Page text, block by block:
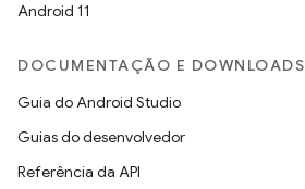
Android 11
DOCUMENTAÇÃO E DOWNLOADS
Guia do Android Studio
Guias do desenvolvedor
Referência da API